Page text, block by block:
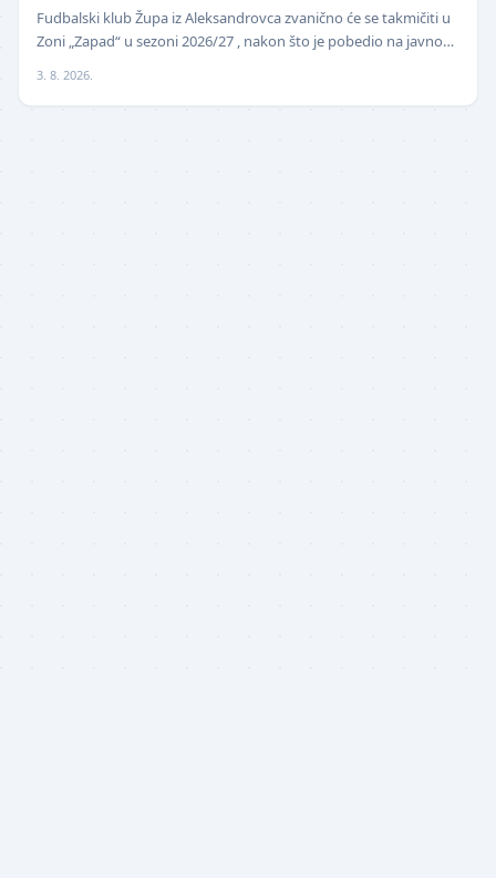
Fudbalski klub Župa iz Aleksandrovca zvanično će se takmičiti u
Zoni „Zapad“ u sezoni 2026/27 , nakon što je pobedio na javnom
3. 8. 2026.